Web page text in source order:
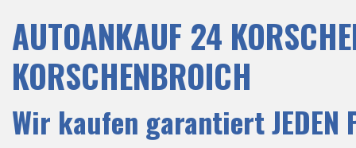
AUTOANKAUF 24
KORSCHENBROICH
Wir kaufen garantiert JEDEN